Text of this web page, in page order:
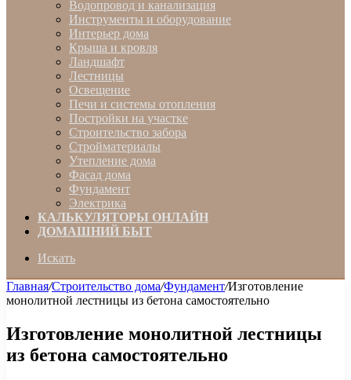
Водопровод и канализация
Инструменты и оборудование
Интерьер дома
Крыша и кровля
Ландшафт
Лестницы
Освещение
Печи и системы отопления
Постройки на участке
Строительство забора
Стройматериалы
Утепление дома
Фасад дома
Фундамент
Электрика
КАЛЬКУЛЯТОРЫ ОНЛАЙН
ДОМАШНИЙ БЫТ
Искать
Главная/Строительство дома/Фундамент/Изготовление
монолитной лестницы из бетона самостоятельно
Изготовление монолитной лестницы
из бетона самостоятельно